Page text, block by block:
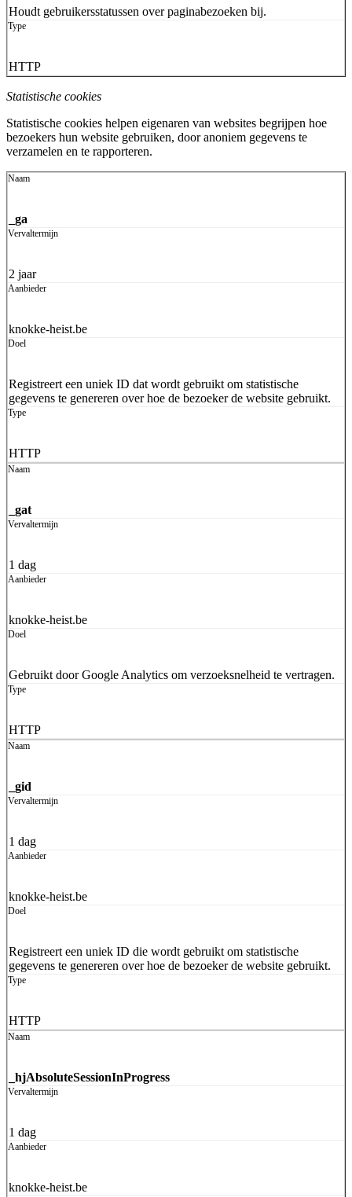
Houdt gebruikersstatussen over paginabezoeken bij.
HTTP
Statistische cookies
Statistische cookies helpen eigenaren van websites begrijpen hoe
bezoekers hun website gebruiken, door anoniem gegevens te
verzamelen en te rapporteren.
_ga
2 jaar
knokke-heist.be
Registreert een uniek ID dat wordt gebruikt om statistische
gegevens te genereren over hoe de bezoeker de website gebruikt.
HTTP
_gat
1 dag
knokke-heist.be
Gebruikt door Google Analytics om verzoeksnelheid te vertragen.
HTTP
_gid
1 dag
knokke-heist.be
Registreert een uniek ID die wordt gebruikt om statistische
gegevens te genereren over hoe de bezoeker de website gebruikt.
HTTP
_hjAbsoluteSessionInProgress
1 dag
knokke-heist.be